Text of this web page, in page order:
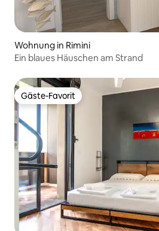
Wohnung in Rimini
Ein blaues Häuschen am Strand
Gäste-Favorit
Gäste-Favorit